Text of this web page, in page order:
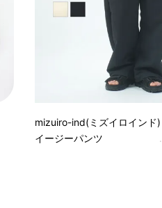
mizuiro-ind(ミズイロインド)
イージーパンツ